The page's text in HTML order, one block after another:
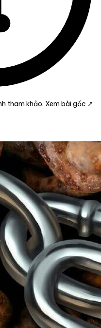
tham khảo. Xem bài gốc ↗